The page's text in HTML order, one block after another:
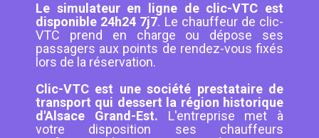
Le simulateur en ligne de clic-VTC est
disponible 24h24 7j7. Le chauffeur de clic-
VTC prend en charge ou dépose ses
passagers aux points de rendez-vous fixés
lors de la réservation.
Clic-VTC est une société prestataire de
transport qui dessert la région historique
d'Alsace Grand-Est. L'entreprise met à
votre disposition ses chauffeurs